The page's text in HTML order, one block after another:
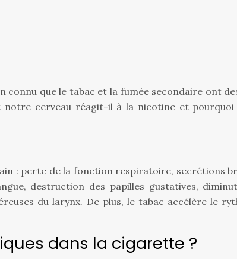
que le tabac et la fumée secondaire ont
cerveau réagit-il à la nicotine et
: perte de la fonction respiratoire, secrétions
destruction des papilles gustatives,
du larynx. De plus, le tabac accélère le
dans la cigarette ?